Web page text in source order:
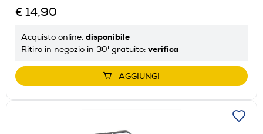
€ 14,90
Acquisto online: disponibile
Ritiro in negozio in 30' gratuito: verifica
AGGIUNGI